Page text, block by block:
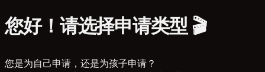
您好！请选择申请类型 🎬
您是为自己申请，还是为孩子申请？